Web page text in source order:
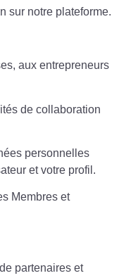
sur notre plateforme.
aux entrepreneurs
de collaboration
personnelles
et votre profil.
Membres et
partenaires et